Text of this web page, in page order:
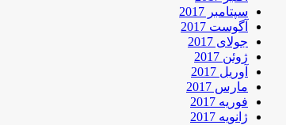
سپتامبر 2017
آگوست 2017
جولای 2017
ژوئن 2017
آوریل 2017
مارس 2017
فوریه 2017
ژانویه 2017